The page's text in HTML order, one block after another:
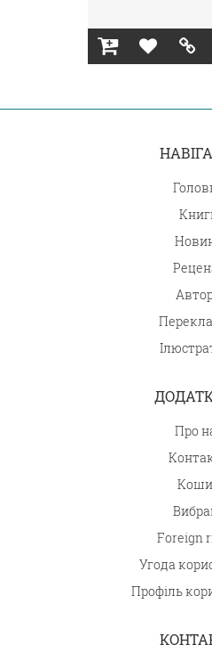
Про
Foreign
Угода
Профіль